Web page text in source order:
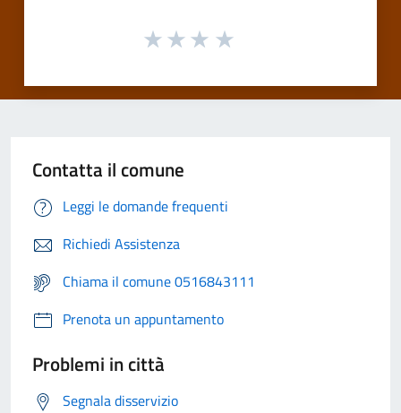
Contatta il comune
Leggi le domande frequenti
Richiedi Assistenza
Chiama il comune 0516843111
Prenota un appuntamento
Problemi in città
Segnala disservizio